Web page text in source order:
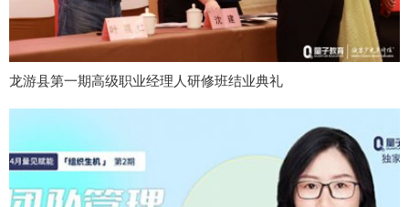
龙游县第一期高级职业经理人研修班结业典礼